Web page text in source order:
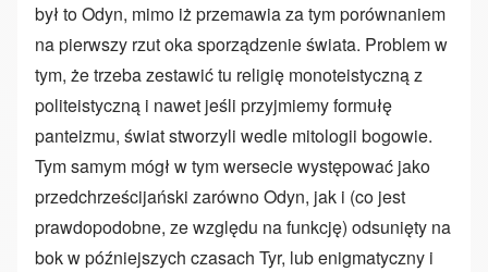
był to Odyn, mimo iż przemawia za tym porównaniem
na pierwszy rzut oka sporządzenie świata. Problem w
tym, że trzeba zestawić tu religię monoteistyczną z
politeistyczną i nawet jeśli przyjmiemy formułę
panteizmu, świat stworzyli wedle mitologii bogowie.
Tym samym mógł w tym wersecie występować jako
przedchrześcijański zarówno Odyn, jak i (co jest
prawdopodobne, ze względu na funkcję) odsunięty na
bok w późniejszych czasach Tyr, lub enigmatyczny i